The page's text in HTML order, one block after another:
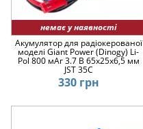
немає у наявності
Акумулятор для радіокерованої
моделі Giant Power (Dinogy) Li-
Pol 800 мАг 3.7 В 65x25x6,5 мм
JST 35C
330 грн